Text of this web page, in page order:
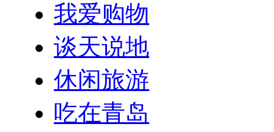
我爱购物
谈天说地
休闲旅游
吃在青岛